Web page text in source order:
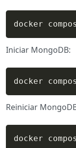
docker
Iniciar MongoDB:
docker
Reiniciar
docker